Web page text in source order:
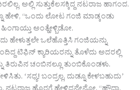
ಅಲ್ಲಿ ಸುತ್ತುಕೆಲಸಕ್ಕಿದ್ದ ನಟರಾಜ ಹಾಗಂದ.
ಹೇಳಿ, “ಒಂದು ಲೋಟ ಗಂಜಿ ಮಾಡ್ಕಂಡು
ಅಂತ್ಹೇಳ್ಬಿಡೋ.
ಹೇಳುತ್ತಲೇ ಒಲೆಹೊತ್ತಿಸಿ ಗಂಜಿಯನ್ನು
ಟಿಫಿನ್‌ ಕ್ಯಾರಿಯರನ್ನು ತೊಳೆದು ಅದರಲ್ಲಿ
ತಿರುಪಿನ ಚಂಬಿನಲ್ಲೂ ತುಂಬಿಕೊಂಡಳು.
ʻಸಧ್ಯ! ಬಂದ್ರಲ್ಲ, ದುಡ್ನೂ ಕೇಳಬಹುದುʼ